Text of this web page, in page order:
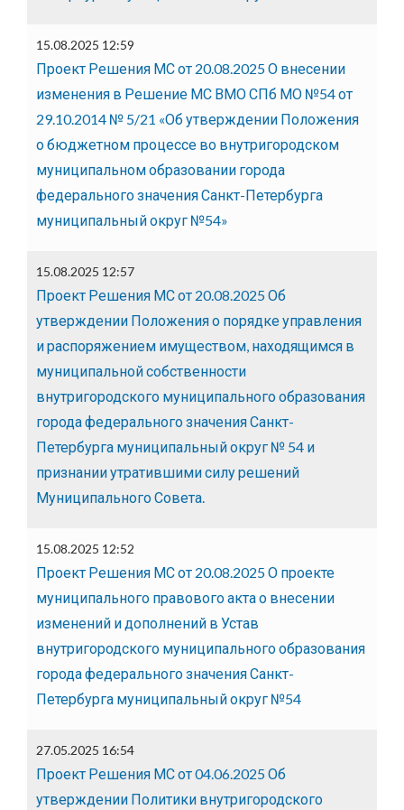
15.08.2025 12:59
Проект Решения МС от 20.08.2025 О внесении
изменения в Решение МС ВМО СПб МО №54 от
29.10.2014 № 5/21 «Об утверждении Положения
о бюджетном процессе во внутригородском
муниципальном образовании города
федерального значения Санкт-Петербурга
муниципальный округ №54»
15.08.2025 12:57
Проект Решения МС от 20.08.2025 Об
утверждении Положения о порядке управления
и распоряжением имуществом, находящимся в
муниципальной собственности
внутригородского муниципального образования
города федерального значения Санкт-
Петербурга муниципальный округ № 54 и
признании утратившими силу решений
Муниципального Совета.
15.08.2025 12:52
Проект Решения МС от 20.08.2025 О проекте
муниципального правового акта о внесении
изменений и дополнений в Устав
внутригородского муниципального образования
города федерального значения Санкт-
Петербурга муниципальный округ №54
27.05.2025 16:54
Проект Решения МС от 04.06.2025 Об
утверждении Политики внутригородского